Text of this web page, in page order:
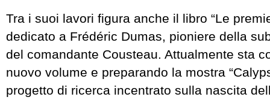
Tra i suoi lavori figura anche il libro “Le
dedicato a Frédéric Dumas, pioniere della
del comandante Cousteau. Attualmente sta
nuovo volume e preparando la mostra
progetto di ricerca incentrato sulla nascita